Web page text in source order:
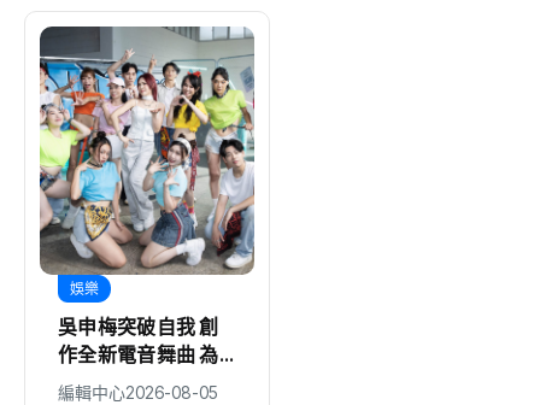
娛樂
吳申梅突破自我 創
作全新電音舞曲 為
努力生活的人加油打
編輯中心2026-08-05